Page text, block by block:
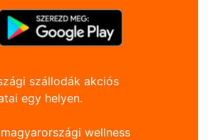
szállodák akciós
egy helyen.
wellness